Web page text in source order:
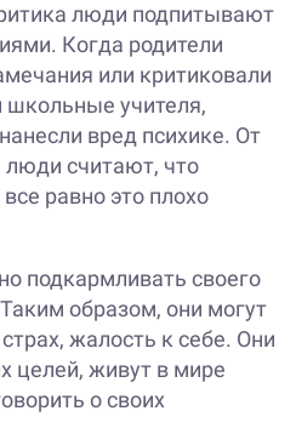
люди подпитывают
Когда родители
или критиковали
учителя,
вред психике. От
люди считают, что
равно это плохо
подкармливать своего
образом, они могут
жалость к себе. Они
целей, живут в мире
о своих